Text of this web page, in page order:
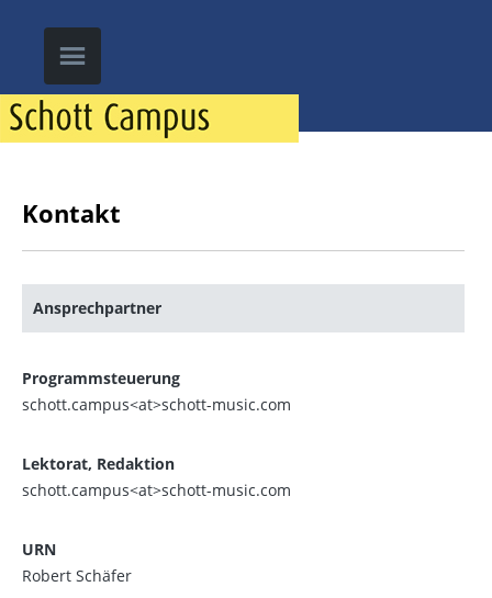
Kontakt
Ansprechpartner
Programmsteuerung
schott.campus<at>schott-music.com
Lektorat, Redaktion
schott.campus<at>schott-music.com
URN
Robert Schäfer